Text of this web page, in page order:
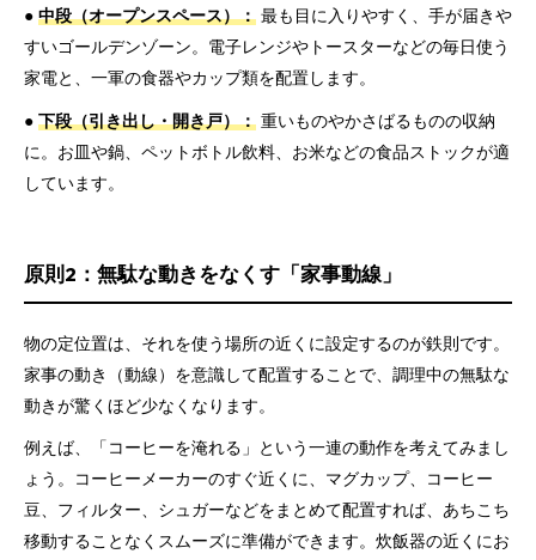
● 中段（オープンスペース）： 最も目に入りやすく、手が届きや
すいゴールデンゾーン。電子レンジやトースターなどの毎日使う
家電と、一軍の食器やカップ類を配置します。
● 下段（引き出し・開き戸）： 重いものやかさばるものの収納
に。お皿や鍋、ペットボトル飲料、お米などの食品ストックが適
しています。
原則2：無駄な動きをなくす「家事動線」
物の定位置は、それを使う場所の近くに設定するのが鉄則です。
家事の動き（動線）を意識して配置することで、調理中の無駄な
動きが驚くほど少なくなります。
例えば、「コーヒーを淹れる」という一連の動作を考えてみまし
ょう。コーヒーメーカーのすぐ近くに、マグカップ、コーヒー
豆、フィルター、シュガーなどをまとめて配置すれば、あちこち
移動することなくスムーズに準備ができます。炊飯器の近くにお